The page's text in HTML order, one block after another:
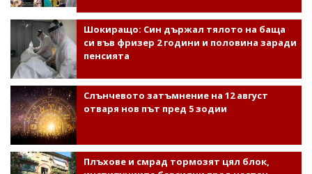
Шокиращо: Син държал тялото на баща
си във фризер 2 години и половина заради
пенсията
Слънчевото затъмнение на 12 август
отваря нов път пред 5 зодии
Плъхове и смрад тормозят цял блок,